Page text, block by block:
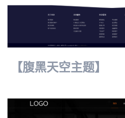
【腹黑天空主题】